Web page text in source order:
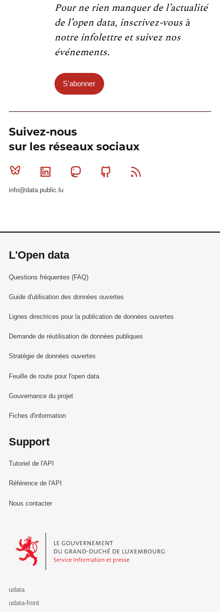
Pour ne rien manquer de l’actualité
de l’open data, inscrivez-vous à
notre infolettre et suivez nos
événements.
S'abonner
Suivez-nous
sur les réseaux sociaux
Bluesky Linkedin MastodonGithub
info@data.public.lu
L'Open data
Questions fréquentes (FAQ)
Guide d'utilisation des données ouvertes
Lignes directrices pour la publication de données ouvertes
Demande de réutilisation de données publiques
Stratégie de données ouvertes
Feuille de route pour l'open data
Gouvernance du projet
Fiches d'information
Support
Tutoriel de l'API
Référence de l'API
Nous contacter
Le Gouvernement du Grand-Duché de Luxembourg - Service
udata
udata-front